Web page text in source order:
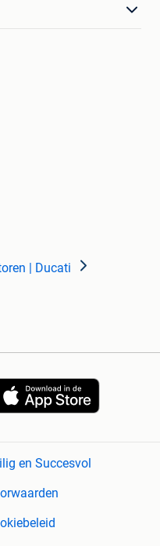
| Ducati
en Succesvol